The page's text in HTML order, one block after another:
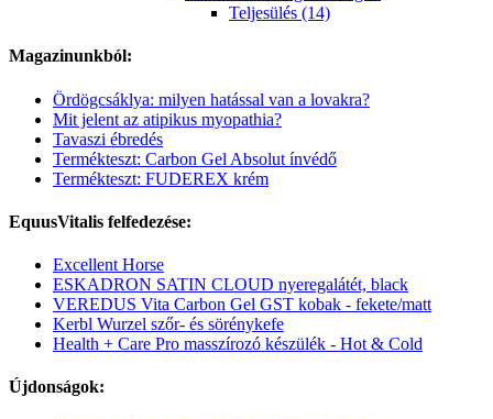
Teljesülés (14)
Magazinunkból:
Ördögcsáklya: milyen hatással van a lovakra?
Mit jelent az atipikus myopathia?
Tavaszi ébredés
Termékteszt: Carbon Gel Absolut ínvédő
Termékteszt: FUDEREX krém
EquusVitalis felfedezése:
Excellent Horse
ESKADRON SATIN CLOUD nyeregalátét, black
VEREDUS Vita Carbon Gel GST kobak - fekete/matt
Kerbl Wurzel szőr- és sörénykefe
Health + Care Pro masszírozó készülék - Hot & Cold
Újdonságok: